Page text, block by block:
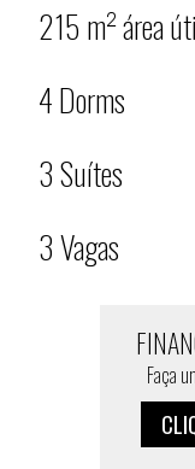
215 m² área
4 Dorms
3 Suítes
3 Vagas
Faça